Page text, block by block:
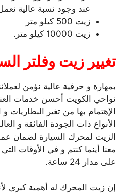
عند وجود نسبة عالية
زيت 500 كيلو متر
زيت 10000 كيلو متر.
تغيير زيت وفلتر
بمهارة و حرفية عالية نؤمن
نواحي الكويت أحسن خدمات
الإهتمام بها من تغير البطاريات
الأنواع ذات الجودة الفائقة و
الزيت لمحرك السيارة لضمان
معنا أينما كنتم و في الأوقات التي
على مدار 24 ساعة.
إن زيت المحرك له أهمية كبرى